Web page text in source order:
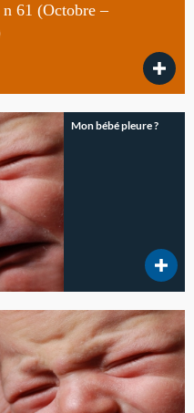
61 (Octobre –
Mon bébé pleure ?